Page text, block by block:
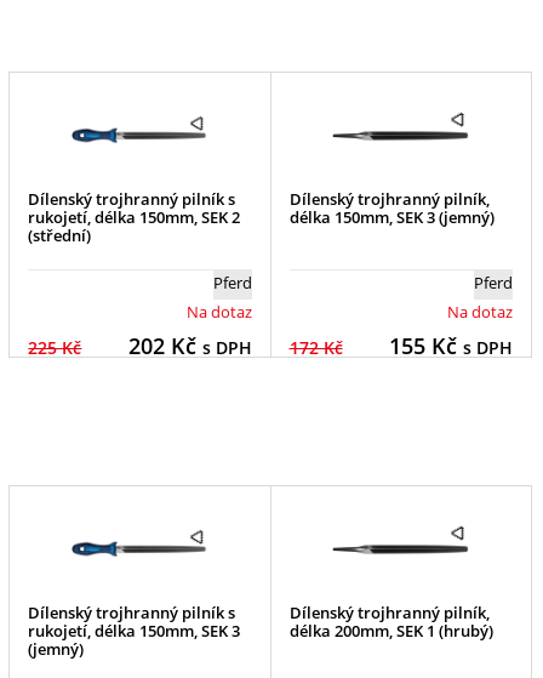
Dílenský trojhranný pilník s
rukojetí, délka 150mm, SEK 2
(střední)
Pferd
Na dotaz
225 Kč 202Kč s DPH
Dílenský trojhranný pilník,
délka 150mm, SEK 3 (jemný)
Pferd
Na dotaz
172 Kč 155Kč s DPH
Dílenský trojhranný pilník s
rukojetí, délka 150mm, SEK 3
(jemný)
Dílenský trojhranný pilník,
délka 200mm, SEK 1 (hrubý)